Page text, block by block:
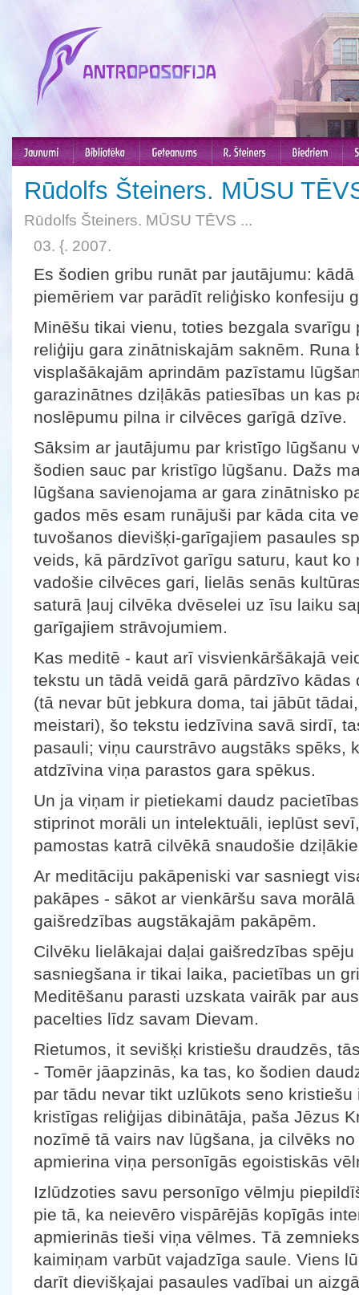
Rūdolfs Šteiners. MŪSU
Rūdolfs Šteiners. MŪSU TĒVS ...
03. {. 2007.
Es šodien gribu runāt par jautājumu:
piemēriem var parādīt reliģisko konfesiju
Minēšu tikai vienu, toties bezgala svarīgu
reliģiju gara zinātniskajām saknēm. Runa
visplašākajām aprindām pazīstamu
garazinātnes dziļākās patiesības un kas
noslēpumu pilna ir cilvēces garīgā dzīve.
Sāksim ar jautājumu par kristīgo lūgšanu
šodien sauc par kristīgo lūgšanu. Dažs
lūgšana savienojama ar gara zinātnisko
gados mēs esam runājuši par kāda cita
tuvošanos dievišķi-garīgajiem pasaules
veids, kā pārdzīvot garīgu saturu, kaut
vadošie cilvēces gari, lielās senās
saturā ļauj cilvēka dvēselei uz īsu laiku
garīgajiem strāvojumiem.
Kas meditē - kaut arī visvienkāršākajā
tekstu un tādā veidā garā pārdzīvo
(tā nevar būt jebkura doma, tai jābūt
meistari), šo tekstu iedzīvina savā sirdī,
pasauli; viņu caurstrāvo augstāks spēks,
atdzīvina viņa parastos gara spēkus.
Un ja viņam ir pietiekami daudz
stiprinot morāli un intelektuāli, ieplūst
pamostas katrā cilvēkā snaudošie
Ar meditāciju pakāpeniski var sasniegt
pakāpes - sākot ar vienkāršu sava
gaišredzības augstākajām pakāpēm.
Cilvēku lielākajai daļai gaišredzības
sasniegšana ir tikai laika, pacietības un
Meditēšanu parasti uzskata vairāk par
pacelties līdz savam Dievam.
Rietumos, it sevišķi kristiešu draudzēs,
- Tomēr jāapzinās, ka tas, ko šodien
par tādu nevar tikt uzlūkots seno
kristīgas reliģijas dibinātāja, paša Jēzus
nozīmē tā vairs nav lūgšana, ja cilvēks
apmierina viņa personīgās egoistiskās
Izlūdzoties savu personīgo vēlmju
pie tā, ka neievēro vispārējās kopīgās
apmierinās tieši viņa vēlmes. Tā
kaimiņam varbūt vajadzīga saule. Viens
darīt dievišķajai pasaules vadībai un